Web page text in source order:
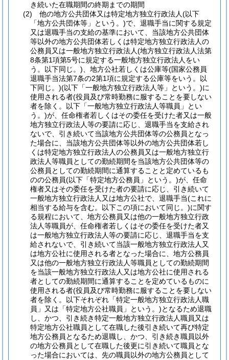
き続いた在職期間の終期までの期間
(2)
他の地方公共団体又は特定地方独立行政法人(以下
「地方公共団体等」という。)で、退職手当に関する規定
又は退職手当の支給の基準において、当該地方公共団体
等以外の地方公共団体若しくは特定地方独立行政法人の
公務員又は一般地方独立行政法人(地方独立行政法人法第
8条第1項第5号に規定する一般地方独立行政法人をい
う。以下同じ。) 、地方公社若しくは公庫等(国家公務員
退職手当法第7条の2第1項に規定する公庫等をいう。以
下同じ。)(以下「一般地方独立行政法人等」という。)に
使用される者(役員及び常時勤務に服することを要しない
者を除く。以下「一般地方独立行政法人等職員」とい
う。)が、任命権者若しくはその委任を受けた者又は一般
地方独立行政法人等の要請に応じ、退職手当を支給され
ないで、引き続いて当該地方公共団体等の公務員となっ
た場合に、当該地方公共団体等以外の地方公共団体若し
くは特定地方独立行政法人の公務員又は一般地方独立行
政法人等職員としての勤続期間を当該地方公共団体等の
公務員としての勤続期間に通算することと定めているも
のの公務員(以下「特定地方公務員」という。)が、任命
権者又はその委任を受けた者の要請に応じ、引き続いて
一般地方独立行政法人又は地方公社で、退職手当(これに
相当する給与を含む。以下この項において同じ。)に関す
る規程において、地方公務員又は他の一般地方独立行政
法人等職員が、任命権者若しくはその委任を受けた者又
は一般地方独立行政法人等の要請に応じ、退職手当を支
給されないで、引き続いて当該一般地方独立行政法人又
は地方公社に使用される者となった場合に、地方公務員
又は他の一般地方独立行政法人等職員としての勤続期間
を当該一般地方独立行政法人又は地方公社に使用される
者としての勤続期間に通算することを定めているものに
使用される者(役員及び常時勤務に服することを要しない
者を除く。以下それぞれ「特定一般地方独立行政法人職
員」又は「特定地方公社職員」という。)となるため退職
し、かつ、引き続き特定一般地方独立行政法人職員又は
特定地方公社職員として在職した後引き続いて再び特定
地方公務員となるため退職し、かつ、引き続き職員以外
の地方公務員として在職した後更に引き続いて職員とな
った場合においては、先の職員以外の地方公務員として